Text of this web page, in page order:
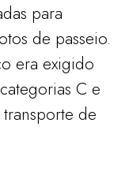
para
de passeio.
era exigido
C e
de